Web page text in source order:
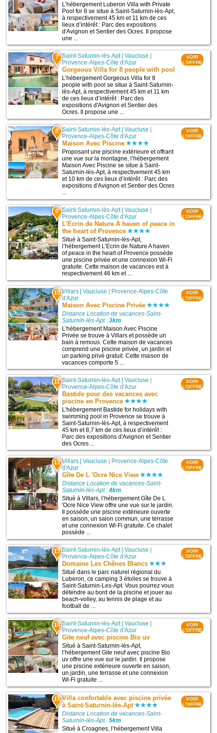
L’hébergement Luberon Villa with Private
Pool for 8 se situe à Saint-Saturnin-lès-Apt,
à respectivement 45 km et 11 km de ces
lieux d’intérêt : Parc des expositions
d'Avignon et Sentier des Ocres. Il propose
une ...
7 Saint-Saturnin-lès-Apt|Vaucluse
Provence-Alpes-Côte d'Azur
Gorgeous Villa for 8 people with pool
L’hébergement Gorgeous Villa for 8
people with pool se situe à Saint-Saturnin-
lès-Apt, à respectivement 45 km et 11 km
de ces lieux d’intérêt : Parc des
expositions d'Avignon et Sentier des
Ocres. Il propose une ...
VOIR
L'OFFRE
8 Saint-Saturnin-lès-Apt|Vaucluse
Provence-Alpes-Côte d'Azur
Maison Avec Piscine
Proposant une piscine extérieure et offrant
une vue sur la montagne, l’hébergement
Maison Avec Piscine se situe à Saint-
Saturnin-lès-Apt, à respectivement 45 km
et 10 km de ces lieux d’intérêt : Parc des
expositions d'Avignon et Sentier des Ocres
...
VOIR
L'OFFRE
9 Saint-Saturnin-lès-Apt|Vaucluse
Provence-Alpes-Côte d'Azur
L’Ecrin de Nature A haven of peace in
the heart of Provence
Situé à Saint-Saturnin-lès-Apt,
l’hébergement L’Ecrin de Nature A haven
of peace in the heart of Provence possède
une piscine privée et une connexion Wi-Fi
gratuite. Cette maison de vacances est à
respectivement 46 km et ...
VOIR
L'OFFRE
10 Villars |Vaucluse | Provence-Alpes-Côte
d'Azur
Maison Avec Piscine Privée
Distance Location de vacances-Saint-
Saturnin-lès-Apt :3km
L’hébergement Maison Avec Piscine
Privée se trouve à Villars et possède un
bain à remous. Cette maison de vacances
comprend une piscine privée, un jardin et
un parking privé gratuit. Cette maison de
vacances comporte 5 ...
VOIR
L'OFFRE
11 Saint-Saturnin-lès-Apt|Vaucluse |
Provence-Alpes-Côte d'Azur
Bastide pour des vacances avec
piscine en Provence
L’hébergement Bastide for holidays with
swimming pool in Provence se trouve à
Saint-Saturnin-lès-Apt, à respectivement
45 km et 8,7 km de ces lieux d’intérêt :
Parc des expositions d'Avignon et Sentier
des Ocres ...
VOIR
L'OFFRE
12 Villars |Vaucluse
Provence-Alpes-Côte
d'Azur
Gîte De L 'Ocre Nice View
Distance Location de vacances-Saint-
Saturnin-lès-Apt :4km
Situé à Villars, l’hébergement Gîte De L
'Ocre Nice View offre une vue sur le jardin.
Il possède une piscine extérieure ouverte
en saison, un salon commun, une terrasse
et une connexion Wi-Fi gratuite. Ce chalet
possède ...
VOIR
L'OFFRE
13 Saint-Saturnin-lès-Apt|Vaucluse
Provence-Alpes-Côte d'Azur
Domaine Les Chênes Blancs
Situé dans le parc naturel régional du
Luberon, ce camping 3 étoiles se trouve à
Saint-Saturnin-Les-Apt. Vous pourrez vous
détendre au bord de la piscine et jouer au
beach-volley, au tennis de plage et au
football de ...
VOIR
L'OFFRE
14 Saint-Saturnin-lès-Apt|Vaucluse
Provence-Alpes-Côte d'Azur
Gite neuf avec piscine Bio uv
Situé à Saint-Saturnin-lès-Apt,
l’hébergement Gite neuf avec piscine Bio
uv offre une vue sur le jardin. Il propose
une piscine extérieure ouverte en saison,
un jardin, une terrasse et une connexion
Wi-Fi gratuite ...
VOIR
L'OFFRE
15 Villa confortable avec piscine privée
à Saint-Saturnin-lès-Apt
Distance Location de vacances-Saint-
Saturnin-lès-Apt :5km
Situé à Croagnes, l’hébergement Villa
VOIR
L'OFFRE